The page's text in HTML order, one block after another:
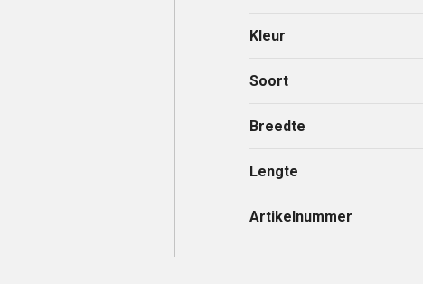
Kleur
Soort
Breedte
Lengte
Artikelnummer